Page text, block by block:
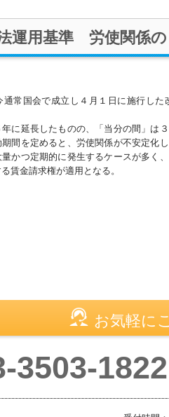
運用基準 労使関係
通常国会で成立し４月１日に施行し
に延長したものの、「当分の間」は
間を定めると、労使関係が不安定化
かつ定期的に発生するケースが多く
賃金請求権が適用となる。
お気軽に
3503-1822